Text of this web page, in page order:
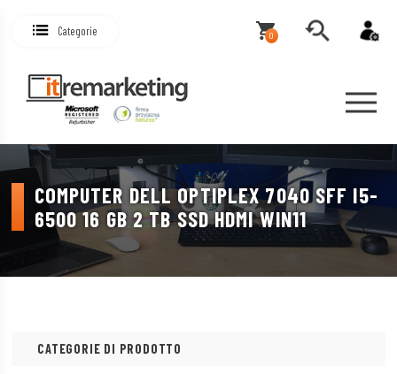
Categorie 0
COMPUTER DELL OPTIPLEX 7040 SFF I5-
6500 16 GB 2 TB SSD HDMI WIN11
CATEGORIE DI PRODOTTO